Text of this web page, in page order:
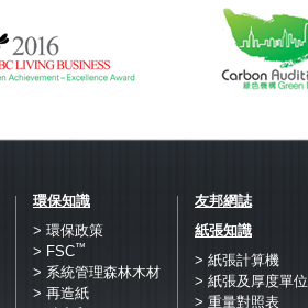
環保知識
> 環保政策
> FSC™
> 系統管理森林木材
> 再造紙
友邦網誌
紙張知識
> 紙張計算機
> 紙張及厚度單位
> 重量對照表